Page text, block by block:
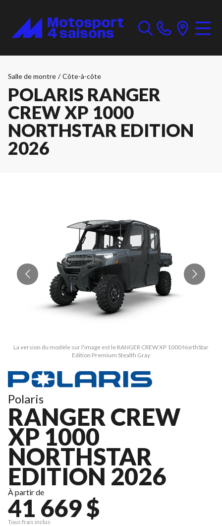
Salle de montre / Côte-à-côte
POLARIS RANGER
CREW XP 1000
NORTHSTAR EDITION
2026
La version du modèle sur l'image est le RANGER CREW XP 1000 NorthStar
Edition Premium Stealth Gray
Polaris
RANGER CREW
XP 1000
NORTHSTAR
EDITION 2026
À partir de
41 669 $
Tous frais inclus